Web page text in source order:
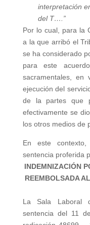
interpretación
del T….”
Por lo cual, para la
a la que arribó el
se ha considerado
para este
sacramentales,
ejecución del
de la partes que
efectivamente se
los otros medios de
En este
sentencia proferida
INDEMNIZACIÓN
REEMBOLSADA
La Sala Laboral
sentencia del 11